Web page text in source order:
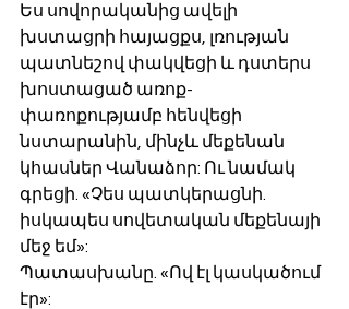
Ես սովորականից ավելի
խստացրի հայացքս, լռության
պատնեշով փակվեցի և դստերս
խոստացած առոք-
փառոքությամբ հենվեցի
նստարանին, մինչև մեքենան
կհասներ Վանաձոր: Ու նամակ
գրեցի. «Չես պատկերացնի.
իսկապես սովետական մեքենայի
մեջ եմ»:
Պատասխանը. «Ով էլ կասկածում
էր»: